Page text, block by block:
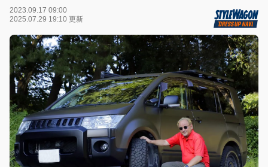
2023.09.17 09:00
2025.07.29 19:10 更新